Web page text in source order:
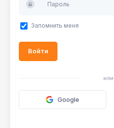
Пароль
Запомнить меня
Войти
или
Google